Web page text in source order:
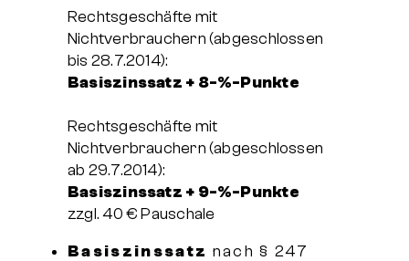
Rechtsgeschäfte mit
Nichtverbrauchern (abgeschlossen
bis 28.7.2014):
Basiszinssatz + 8-%-Punkte
Rechtsgeschäfte mit
Nichtverbrauchern (abgeschlossen
ab 29.7.2014):
Basiszinssatz + 9-%-Punkte
zzgl. 40 € Pauschale
Basiszinssatz nach § 247